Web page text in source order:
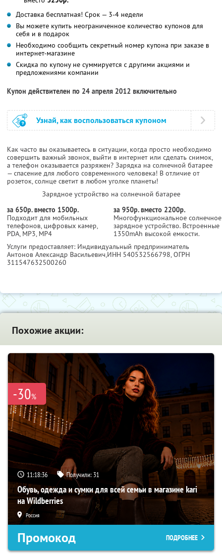
Доставка бесплатная! Срок — 3-4 недели
Вы можете купить неограниченное количество купонов для
себя и в подарок
Необходимо сообщить секретный номер купона при заказе в
интернет-магазине
Скидка по купону не суммируется с другими акциями и
предложениями компании
Купон действителен по 24 апреля 2012 включительно
Узнай, как воспользоваться купоном
Как часто вы оказываетесь в ситуации, когда просто необходимо
совершить важный звонок, выйти в интернет или сделать снимок,
а телефон оказывается разряжен? Зарядка на солнечной батарее
— спасение для любого современного человека! В отличие от
розеток, солнце светит в любом уголке планеты!
Зарядное устройство на солнечной батарее
за 650р. вместо 1500р.
Подходит для мобильных
телефонов, цифровых камер,
PDA, MP3, MP4
за 950р. вместо 2200р.
Многофункциональное солнечное
зарядное устройство. Встроенные
1350mAh высокой емкости.
Услуги предоставляет: Индивидуальный предприниматель
Антонов Александр Васильевич,ИНН 540532566798, ОГРН
311547632500260
Похожие акции:
-30%
11:18:35 Получили: 31
Обувь, одежда и сумки для всей семьи в магазине kari
на Wildberries
Россия
Промокод ПОДРОБНЕЕ